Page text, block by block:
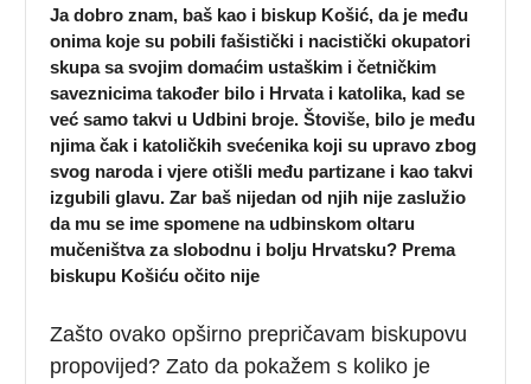
Ja dobro znam, baš kao i biskup Košić, da je među
onima koje su pobili fašistički i nacistički okupatori
skupa sa svojim domaćim ustaškim i četničkim
saveznicima također bilo i Hrvata i katolika, kad se
već samo takvi u Udbini broje. Štoviše, bilo je među
njima čak i katoličkih svećenika koji su upravo zbog
svog naroda i vjere otišli među partizane i kao takvi
izgubili glavu. Zar baš nijedan od njih nije zaslužio
da mu se ime spomene na udbinskom oltaru
mučeništva za slobodnu i bolju Hrvatsku? Prema
biskupu Košiću očito nije
Zašto ovako opširno prepričavam biskupovu
propovijed? Zato da pokažem s koliko je